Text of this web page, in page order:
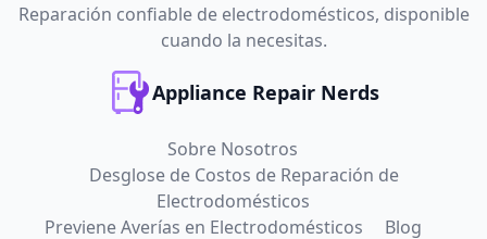
Reparación confiable de electrodomésticos, disponible
cuando la necesitas.
Appliance Repair Nerds
Sobre Nosotros
Desglose de Costos de Reparación de
Electrodomésticos
Previene Averías en Electrodomésticos
Blog